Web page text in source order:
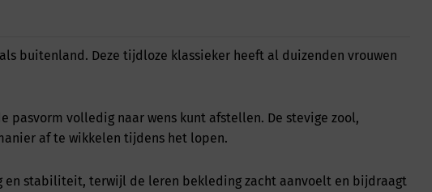
buitenland. Deze tijdloze klassieker heeft al duizenden vrouwen
volledig naar wens kunt afstellen. De stevige zool,
af te wikkelen tijdens het lopen.
en stabiliteit, terwijl de leren bekleding zacht aanvoelt en bijdraagt